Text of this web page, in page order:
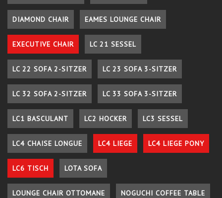
DIAMOND CHAIR EAMES LOUNGE CHAIR
EXECUTIVE CHAIR LC 21 SESSEL
LC 22 SOFA 2-SITZER LC 23 SOFA 3-SITZER
LC 32 SOFA 2-SITZER LC 33 SOFA 3-SITZER
LC1 BASCULANT LC2 HOCKER LC3 SESSEL
LC4 CHAISE LONGUE LC4 LIEGE LC4 LIEGE PONY
LC6 TISCH LOTA SOFA
LOUNGE CHAIR OTTOMANE NOGUCHI COFFEE TABLE